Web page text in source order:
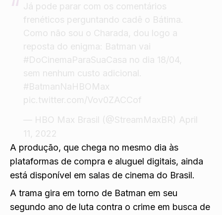
Já pode parar com os comentários
frenéticos perguntando cadê o Bátima.
Como não sou o Charada, dou logo a
reposta do enigma: Batman vai
#DoCinemaParaSuaCasa no dia 18/04,
sem nenhum custo adicional.
#BatmanNaHBOMax
pic.twitter.com/Vov0ZACCof
— HBO Max Brasil (@StreamMaxBR) April
11, 2022
A produção, que chega no mesmo dia às
plataformas de compra e aluguel digitais, ainda
está disponível em salas de cinema do Brasil.
A trama gira em torno de Batman em seu
segundo ano de luta contra o crime em busca de